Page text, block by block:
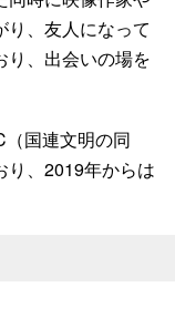
、友人になって
り、出会いの場を
国連文明の同
り、2019年からは